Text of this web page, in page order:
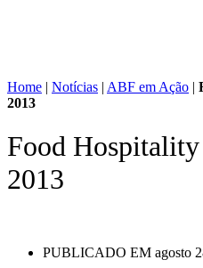
Home | Notícias | ABF em Ação |
2013
Food
2013
PUBLICADO EM agosto